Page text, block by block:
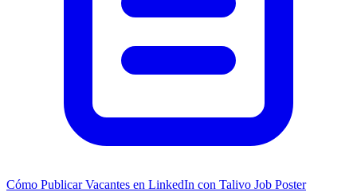
Cómo Publicar Vacantes en LinkedIn con Talivo Job Poster